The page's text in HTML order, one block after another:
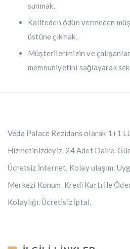
sunmak,
Kaliteden ödün vermeden
üstüne çıkmak,
Müşterilerimizin ve
memnuniyetini sağlayarak
Veda Palace Rezidans olarak 1+1
Hizmetinizdeyiz. 24 Adet Daire.
Ücretsiz İnternet. Kolay ulaşım.
Merkezi Konum. Kredi Kartı ile
Kolaylığı. Ücretisiz İptal.